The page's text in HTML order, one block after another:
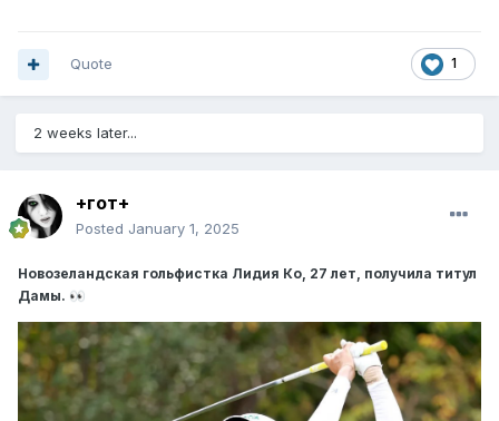
1
Quote
2 weeks later...
+гот+
Posted January 1, 2025
Новозеландская гольфистка Лидия Ко, 27 лет, получила титул
Дамы. 👀